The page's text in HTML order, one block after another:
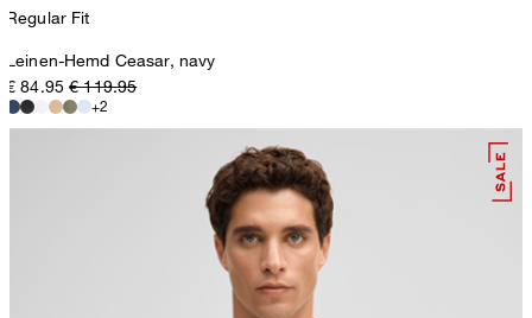
Regular Fit
Leinen-Hemd Ceasar, navy
€ 84.95 € 119.95
+2